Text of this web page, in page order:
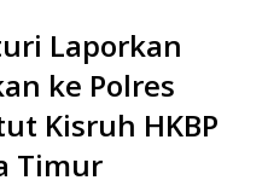
Laporkan
ke Polres
Kisruh HKBP
Timur